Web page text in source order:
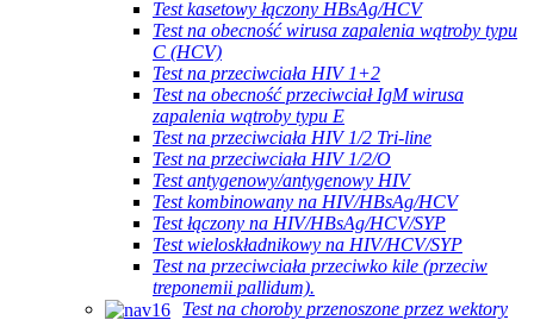
Test kasetowy łączony HBsAg/HCV
Test na obecność wirusa zapalenia wątroby typu
C (HCV)
Test na przeciwciała HIV 1+2
Test na obecność przeciwciał IgM wirusa
zapalenia wątroby typu E
Test na przeciwciała HIV 1/2 Tri-line
Test na przeciwciała HIV 1/2/O
Test antygenowy/antygenowy HIV
Test kombinowany na HIV/HBsAg/HCV
Test łączony na HIV/HBsAg/HCV/SYP
Test wieloskładnikowy na HIV/HCV/SYP
Test na przeciwciała przeciwko kile (przeciw
treponemii pallidum).
Test na choroby przenoszone przez wektory